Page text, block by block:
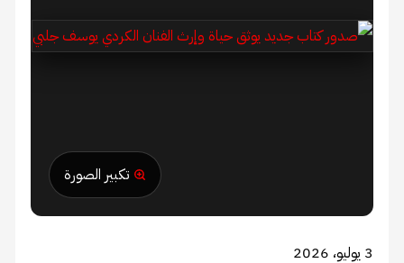
تكبير الصورة
3 يوليو، 2026